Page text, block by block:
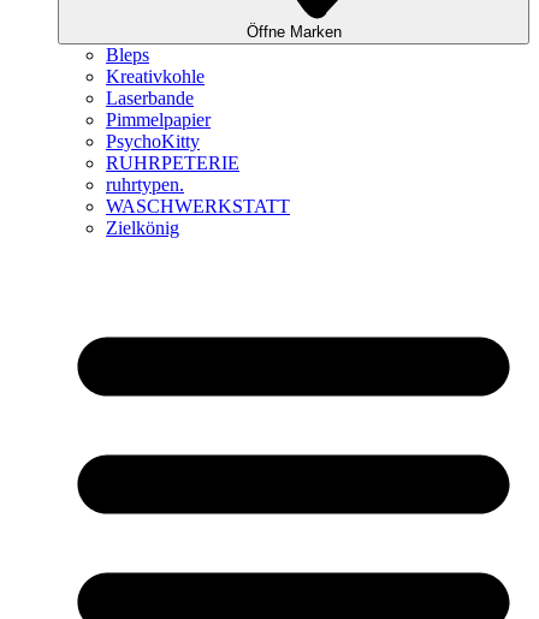
Öffne Marken
Bleps
Kreativkohle
Laserbande
Pimmelpapier
PsychoKitty
RUHRPETERIE
ruhrtypen.
WASCHWERKSTATT
Zielkönig